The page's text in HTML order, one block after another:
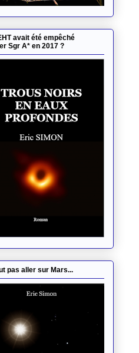
avait été empêché
Sgr A* en 2017 ?
pas aller sur Mars...